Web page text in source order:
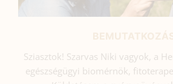
Sziasztok! Szarvas Niki vagyok, a
egészségügyi biomérnök,